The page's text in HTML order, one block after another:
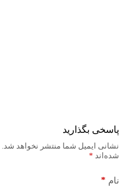
پاسخی بگذارید
نشانی ایمیل شما منتشر نخواهد شد.
شده‌اند *
نام *